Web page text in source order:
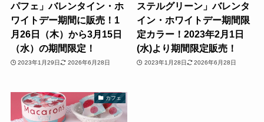
パフェ」バレンタイン・ホ
ワイトデー期間に販売！1
月26日（木）から3月15日
（水）の期間限定！
2023年1月29日 2026年6月28日
ステルグリーン」バレンタ
イン・ホワイトデー期間限
定カラー！2023年2月1日
(水)より期間限定販売！
2023年1月28日 2026年6月28日
カフェ